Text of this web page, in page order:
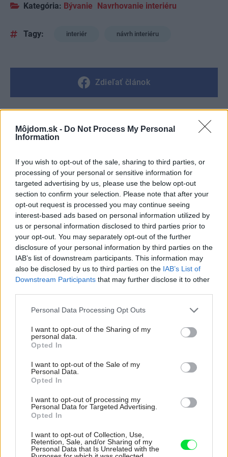
Môjdom.sk - Do Not Process My Personal
Information
If you wish to opt-out of the sale, sharing to third parties, or
processing of your personal or sensitive information for
targeted advertising by us, please use the below opt-out
section to confirm your selection. Please note that after your
opt-out request is processed you may continue seeing
interest-based ads based on personal information utilized by
us or personal information disclosed to third parties prior to
your opt-out. You may separately opt-out of the further
disclosure of your personal information by third parties on the
IAB’s list of downstream participants. This information may
also be disclosed by us to third parties on the IAB’s List of
Downstream Participants that may further disclose it to other
Please note that this website/app uses one or more Google
not limited to your visit or usage behaviour. You may click to
grant or deny consent to Google and its third-party tags to
use your data for below specified purposes in below Google
consent section.
Personal Data Processing Opt Outs
I want to opt-out of the Sharing of my
personal data.
Opted In
I want to opt-out of the Sale of my
Personal Data.
Opted In
I want to opt-out of processing my
Personal Data for Targeted Advertising.
Opted In
I want to opt-out of Collection, Use,
Retention, Sale, and/or Sharing of my
Personal Data that Is Unrelated with the
Kategória: Bývanie Navrhovanie interiéru
Tagy: interiér návrh interiéru
Zdieľať článok
Pozrite si viac
4 domáce triky, ako otvoriť fľašu vína aj
bez vývrtky. Stačí pár vecí, ktoré už máte
doma (video)